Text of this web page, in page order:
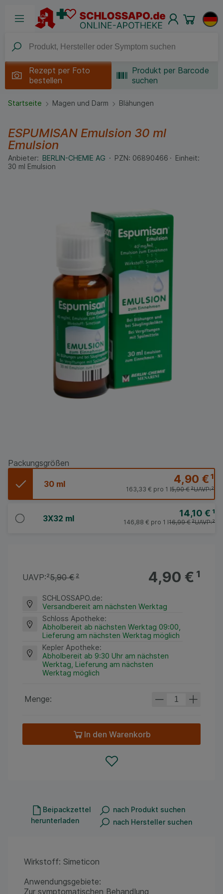
Rezept per Foto
bestellen
Produkt per Barcode
suchen
Startseite Magen und Darm Blähungen
ESPUMISAN Emulsion 30 ml
Emulsion
Anbieter: BERLIN-CHEMIE AG PZN: 06890466
Einheit:
30 ml Emulsion
Packungsgrößen
30 ml 4,90 €¹
UAVP:²
5,90 €²
163,33 € pro 1 l
3X32 ml 14,10 € ¹
UAVP:²
16,99 €²
146,88 € pro 1 l
4,90 €¹
UAVP:²5,90 €²
SCHLOSSAPO.de:
Versandbereit am nächsten Werktag
Schloss Apotheke:
Abholbereit ab nächsten Werktag 09:00,
Lieferung am nächsten Werktag möglich
Kepler Apotheke:
Abholbereit ab 9:30 Uhr am nächsten
Werktag, Lieferung am nächsten
Werktag möglich
Menge:
In den Warenkorb
Beipackzettel
herunterladen
nach Produkt suchen
nach Hersteller suchen
Wirkstoff: Simeticon
Anwendungsgebiete:
Zur symptomatischen Behandlung